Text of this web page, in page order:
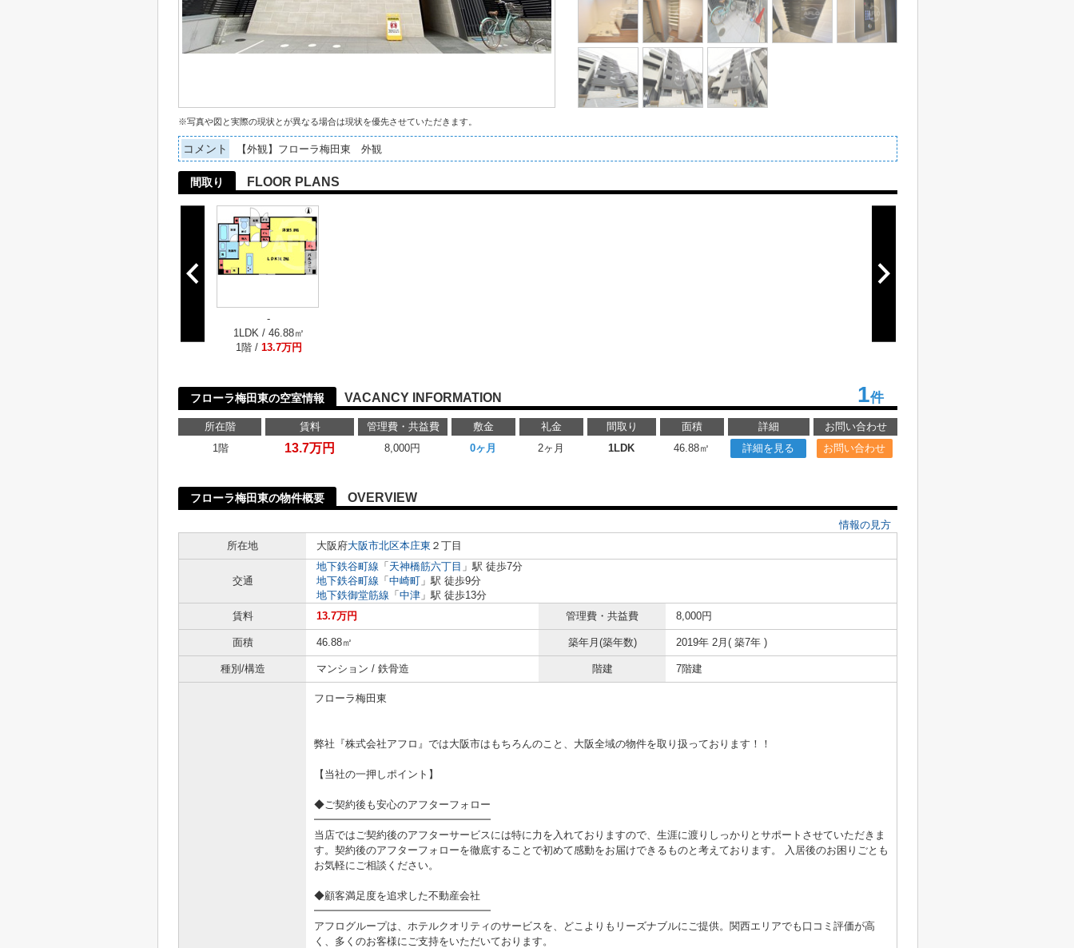
※写真や図と実際の現状とが異なる場合は現状を優先させていただきます。
コメント 【外観】フローラ梅田東 外観
間取り FLOOR PLANS
-
1LDK / 46.88㎡
1階 / 13.7万円
フローラ梅田東の空室情報 VACANCY INFORMATION 1件
所在階 賃料 管理費・共益費 敷金 礼金 間取り 面積 詳細
お問い合わせ
1階
13.7万円 8,000円 0ヶ月 2ヶ月 1LDK 46.88㎡ 詳細を見る お問い合わせ
フローラ梅田東の物件概要 OVERVIEW
情報の見方
所在地
大阪府大阪市北区本庄東 ２丁目
交通
地下鉄谷町線 「 天神橋筋六丁目 」駅 徒歩7分
地下鉄谷町線 「 中崎町 」駅 徒歩9分
地下鉄御堂筋線 「 中津 」駅 徒歩13分
賃料
13.7万円 管理費・共益費 8,000円
面積 46.88㎡ 築年月(築年数) 2019年 2月( 築7年 )
種別/構造 マンション / 鉄骨造 階建 7階建
フローラ梅田東
弊社『株式会社アフロ』では大阪市はもちろんのこと、大阪全域の物件を取り扱っております！！
【当社の一押しポイント】
◆ご契約後も安心のアフターフォロー
━━━━━━━━━━━━━━━━━
当店ではご契約後のアフターサービスには特に力を入れておりますので、生涯に渡りしっかりとサポートさせていただきま
す。契約後のアフターフォローを徹底することで初めて感動をお届けできるものと考えております。 入居後のお困りごとも
お気軽にご相談ください。
◆顧客満足度を追求した不動産会社
━━━━━━━━━━━━━━━━━
アフログループは、ホテルクオリティのサービスを、どこよりもリーズナブルにご提供。関西エリアでも口コミ評価が高
く、多くのお客様にご支持をいただいております。